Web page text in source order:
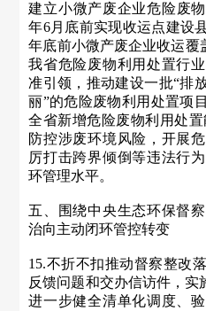
建立小微产废企业危险废
年6月底前实现收运点建设
年底前小微产废企业收运覆
我省危险废物利用处置行
准引领，推动建设一批“排
丽”的危险废物利用处置项
全省新增危险废物利用处
防控涉废环境风险，开展
厉打击跨界倾倒等违法行
环管理水平。
五、围绕中央生态环保督
治向主动闭环管控转变
15.不折不扣推动督察整改
反馈问题和交办信访件，实
进一步健全清单化调度、